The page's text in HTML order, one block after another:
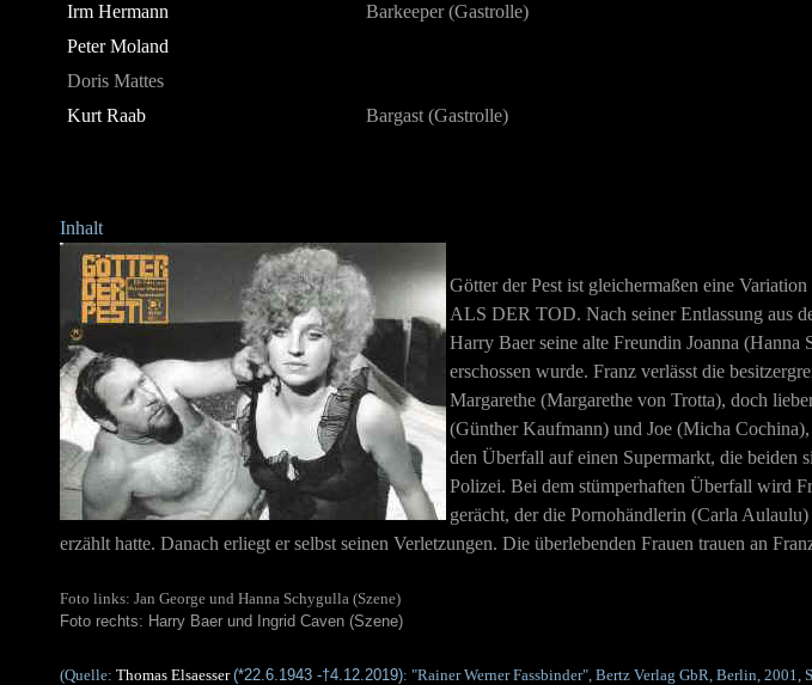
Irm Hermann
Barkeeper (Gastrolle)
Peter Moland
Doris Mattes
Kurt Raab
Bargast (Gastrolle)
Inhalt
Götter der Pest ist gleichermaßen eine
ALS DER TOD. Nach seiner Entlassung aus
Harry Baer seine alte Freundin Joanna (Hanna
erschossen wurde. Franz verlässt die
Margarethe (Margarethe von Trotta), doch
(Günther Kaufmann) und Joe (Micha
den Überfall auf einen Supermarkt, die beiden
Polizei. Bei dem stümperhaften Überfall wird
gerächt, der die Pornohändlerin (Carla
erzählt hatte. Danach erliegt er selbst seinen Verletzungen. Die überlebenden Frauen trauen an
Foto links: Jan George und Hanna Schygulla (Szene)
Foto rechts: Harry Baer und Ingrid Caven (Szene)
(Quelle: Thomas Elsaesser (*22.6.1943 -†4.12.2019): "Rainer Werner Fassbinder", Bertz Verlag GbR, Berlin,